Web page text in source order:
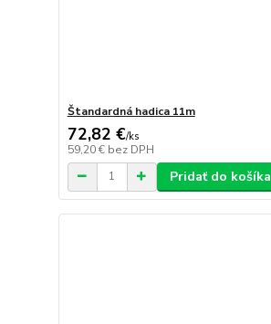
Štandardná hadica 11m
72,82 €/ks
59,20 € bez DPH
Pridať do košíka